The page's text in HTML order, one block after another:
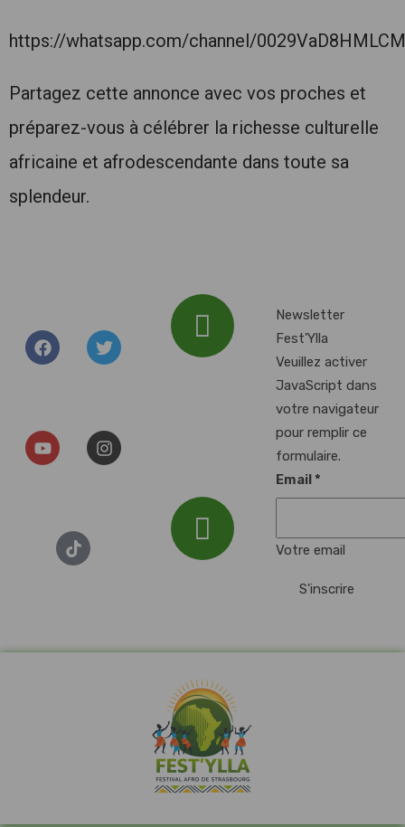
https://whatsapp.com/channel/
Partagez cette annonce avec vos proches et
préparez-vous à célébrer la richesse culturelle
africaine et afrodescendante dans toute sa
splendeur.
Newsletter
Fest'Ylla
Veuillez activer
JavaScript dans
votre navigateur
pour remplir ce
formulaire.
Email*
Votre email
S'inscrire